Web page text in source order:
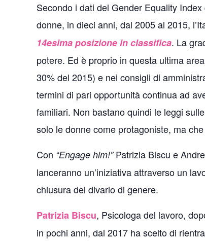
Secondo i dati del Gender Equality
donne, in dieci anni, dal 2005 al 2015,
14esima posizione in classifica. La
potere. Ed è proprio in questa ultima
30% del 2015) e nei consigli di
termini di pari opportunità continua ad
familiari. Non bastano quindi le leggi
solo le donne come protagoniste, ma
Con “Engage him!”Patrizia Biscu e
lanceranno un’iniziativa attraverso un
chiusura del divario di genere.
Patrizia Biscu, Psicologa del lavoro,
in pochi anni, dal 2017 ha scelto di